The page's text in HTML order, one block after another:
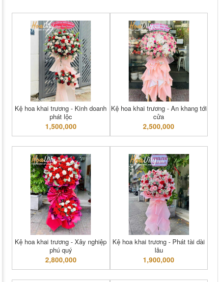
Kệ hoa khai trương - Kinh doanh
phát lộc
1,500,000
Kệ hoa khai trương - An khang tới
cửa
2,500,000
Kệ hoa khai trương - Xây nghiệp
phú quý
2,800,000
Kệ hoa khai trương - Phát tài dài
lâu
1,900,000